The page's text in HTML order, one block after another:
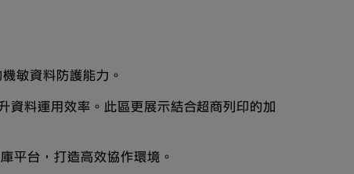
敏資料防護能力。
資料運用效率。此區更展示結合超商列印的加
平台，打造高效協作環境。